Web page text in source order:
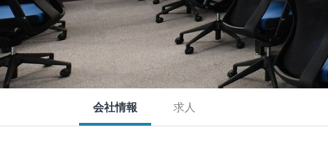
会社情報 求人